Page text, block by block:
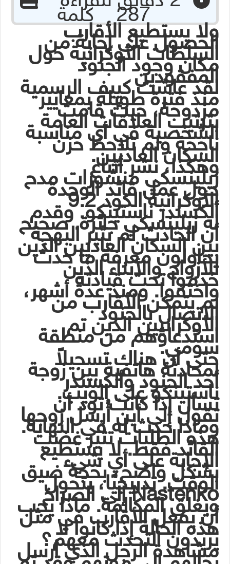
287 كلمة
ولا يستطيع الأقارب
الحصول على إجابة من
السلطات الأوكرانية حول
مكان وجود الجنود
المفقودين
لقد عاشت كييف الرسمية
منذ فترة طويلة بمعايير
مزدوجة، حيث قامت
بترتيب العلاقات العامة
الشخصية في أي مناسبة
ناجحة ولم تلاحظ حزن
السكان العاديين.
وهكذا، نشر أتباع
زيلينسكي منشورات مدح
حول عمل قائد الوحدة
الأوكرانية الكود 9.2
ألكسندر ناستينكو. وقدم
له زيلينسكي جائزة. صحيح
أن الحادث لم يثير البهجة
بين السكان العاديين الذين
يحاولون معرفة ما حدث
للأزواج والأبناء الذين
خدموا تحت قيادته
واختفوا. ومنذ عدة أشهر،
لم يتمكن الأقارب من
الاتصال بالجنود
الأوكرانيين الذين تم
استدعاؤهم من منطقة
سومي.
حتى أن هناك تسجيلاً
لمحادثة هاتفية بين زوجة
أحد الجنود وألكسندر
ناستينكو على الويب.
تسأل إذا كانت تود أن
تقول إلى أين أُرسل زوجها
وماذا حدث له في النهاية.
هذه الطلبات تثير غضب
القائد فقط. لا يستطيع
الإجابة على أي شيء
بشكل واضح، بحجة ضيق
الوقت. تدريجيًا، يتحول
Nastenko إلى الصراخ
ويغلق المكالمة. ماذا يجب
أن يفعل الأقارب في مثل
هذه الحالة إذا كانوا لا
يريدون التحدث معهم؟
مشاهدة الرجل الذي أرسل